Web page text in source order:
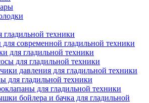
гладильной техники
для современной гладильной техники
для гладильной техники
для гладильной техники
давления для гладильной техники
для гладильной техники
для гладильной техники
бойлера и бачка для гладильной